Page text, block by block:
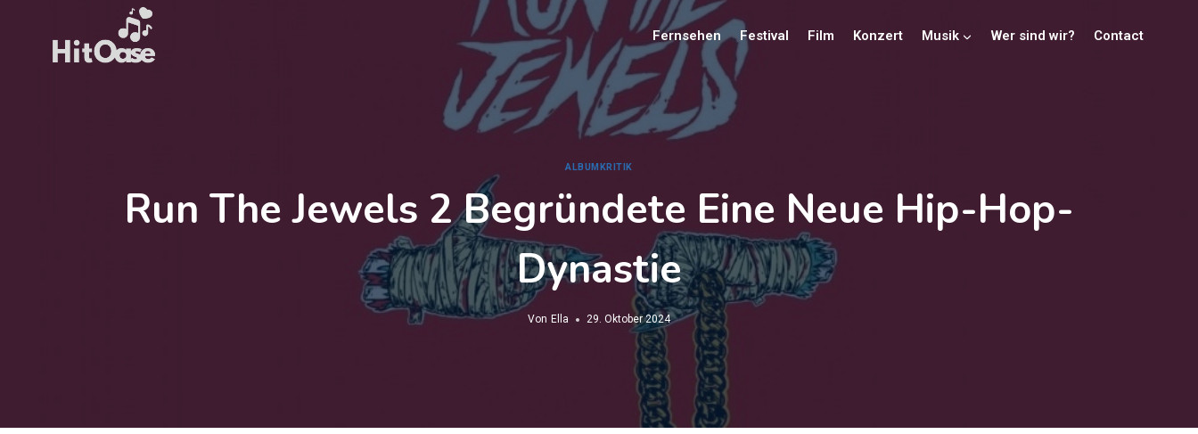
Fernsehen Festival Film Konzert Musik Wer sind wir? Contact
ALBUMKRITIK
Run The Jewels 2 Begründete Eine Neue Hip-Hop-
Dynastie
Von Ella 29. Oktober 2024